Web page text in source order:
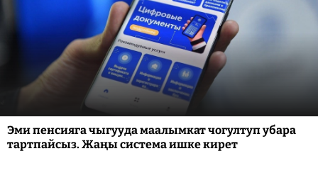
Эми пенсияга чыгууда маалымкат чогултуп убара
тартпайсыз. Жаңы система ишке кирет